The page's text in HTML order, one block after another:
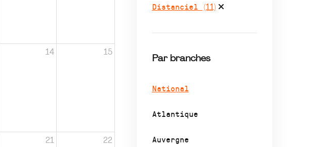
Distanciel (11)
Par branches
National
Atlantique
Auvergne
14 15
21 22